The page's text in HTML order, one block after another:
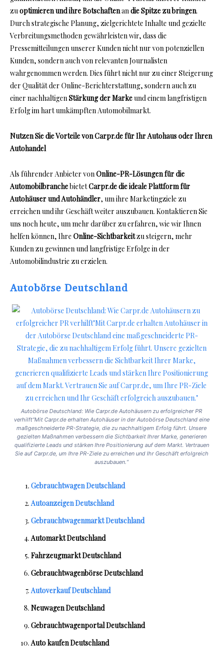
zuoptimieren und ihre Botschaftenandie Spitze zu bringen.
Durch strategische Planung, zielgerichtete Inhalte und gezielte
Verbreitungsmethoden gewährleisten wir, dass die
Pressemitteilungen unserer Kunden nicht nur von potenziellen
Kunden, sondern auch von relevanten Journalisten
wahrgenommen werden. Dies führt nicht nur zu einer Steigerung
der Qualität der Online-Berichterstattung, sondern auch zu
einer nachhaltigenStärkung der Markeund einem langfristigen
Erfolg im hart umkämpften Automobilmarkt.
Nutzen Sie die Vorteile von Carpr.de für Ihr Autohaus oder Ihren
Autohandel
Als führender Anbieter vonOnline-PR-Lösungen für die
AutomobilbranchebietetCarpr.de die ideale Plattform für
Autohäuser und Autohändler, um ihre Marketingziele zu
erreichen und ihr Geschäft weiter auszubauen. Kontaktieren Sie
uns noch heute, um mehr darüber zu erfahren, wie wir Ihnen
helfen können, Ihre Online-Sichtbarkeitzu steigern, mehr
Kunden zu gewinnen und langfristige Erfolge in der
Automobilindustrie zu erzielen.
Autobörse Deutschland
Autobörse Deutschland: Wie Carpr.de Autohäusern zu erfolgreicher PR
verhilft“Mit Carpr.de erhalten Autohäuser in der Autobörse Deutschland eine
maßgeschneiderte PR-Strategie, die zu nachhaltigem Erfolg führt. Unsere
gezielten Maßnahmen verbessern die Sichtbarkeit Ihrer Marke, generieren
qualifizierte Leads und stärken Ihre Positionierung auf dem Markt. Vertrauen
Sie auf Carpr.de, um Ihre PR-Ziele zu erreichen und Ihr Geschäft erfolgreich
auszubauen.“
Gebrauchtwagen Deutschland
Autoanzeigen Deutschland
Gebrauchtwagenmarkt Deutschland
Automarkt Deutschland
Fahrzeugmarkt Deutschland
Gebrauchtwagenbörse Deutschland
Autoverkauf Deutschland
Neuwagen Deutschland
Gebrauchtwagenportal Deutschland
Auto kaufen Deutschland